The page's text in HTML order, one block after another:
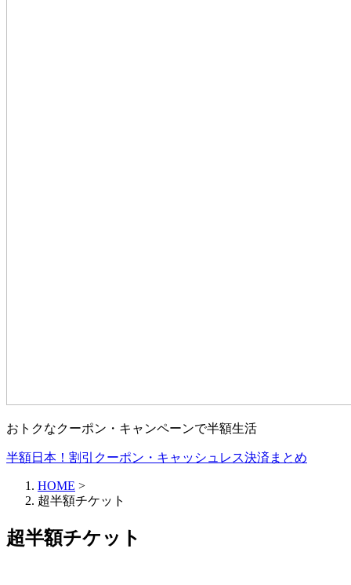
おトクなクーポン・キャンペーンで半額生活
半額日本！割引クーポン・キャッシュレス決済まとめ
HOME >
超半額チケット
超半額チケット